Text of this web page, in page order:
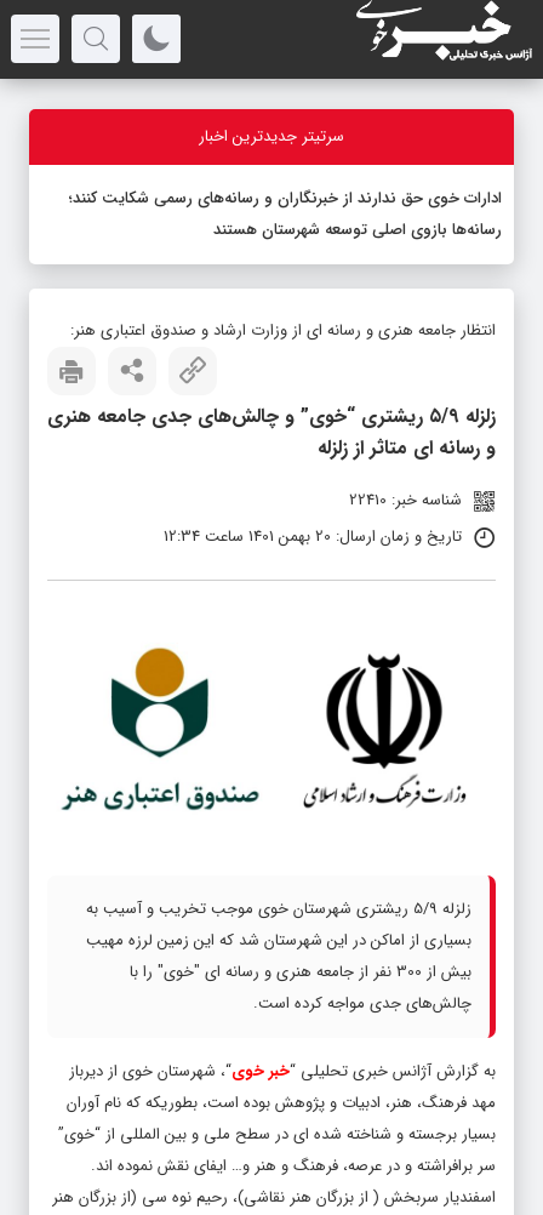
سرتیتر جدیدترین اخبار
ادارات خوی حق ندارند از خبرنگاران و رسانه‌های رسمی شکایت کنند؛
رسانه‌ها بازوی اصلی توسعه شهرستان هستند
انتظار جامعه هنری و رسانه ای از وزارت ارشاد و صندوق اعتباری هنر:
زلزله ۵/۹ ریشتری “خوی” و چالش‌های جدی جامعه هنری
و رسانه ای متاثر از زلزله
شناسه خبر: 22410
تاریخ و زمان ارسال: 20 بهمن 1401 ساعت 12:34
زلزله 5/9 ریشتری شهرستان خوی موجب تخریب و آسیب به
بسیاری از اماکن در این شهرستان شد که این زمین لرزه مهیب
بیش از 300 نفر از جامعه هنری و رسانه ای "خوی" را با
چالش‌های جدی مواجه کرده است.
به گزارش آژانس خبری تحلیلی “خبر خوی“، شهرستان خوی از دیرباز
مهد فرهنگ، هنر، ادبیات و پژوهش بوده است، بطوریکه که نام آوران
بسیار برجسته و شناخته شده ای در سطح ملی و بین المللی از “خوی”
سر برافراشته و در عرصه، فرهنگ و هنر و… ایفای نقش نموده اند.
اسفندیار سربخش ( از بزرگان هنر نقاشی)، رحیم نوه سی (از بزرگان هنر